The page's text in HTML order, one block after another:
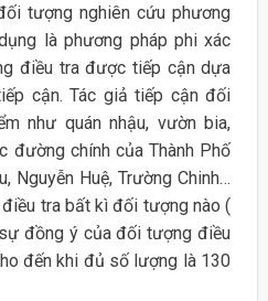
tượng nghiên cứu phương
là phương pháp phi xác
điều tra được tiếp cận dựa
cận. Tác giả tiếp cận đối
như quán nhậu, vườn bia,
đường chính của Thành Phố
Nguyễn Huệ, Trường Chinh…
tra bất kì đối tượng nào (
đồng ý của đối tượng điều
đến khi đủ số lượng là 130